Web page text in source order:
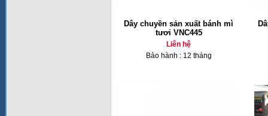
Dây chuyền sản xuất bánh mì
tươi VNC445
Liên hệ
Bảo hành : 12 tháng